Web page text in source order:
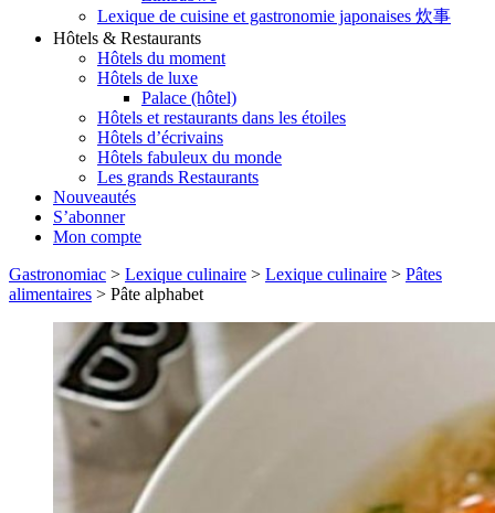
Lexique de cuisine et gastronomie japonaises 炊事
Hôtels & Restaurants
Hôtels du moment
Hôtels de luxe
Palace (hôtel)
Hôtels et restaurants dans les étoiles
Hôtels d’écrivains
Hôtels fabuleux du monde
Les grands Restaurants
Nouveautés
S’abonner
Mon compte
Gastronomiac > Lexique culinaire > Lexique culinaire > Pâtes
alimentaires > Pâte alphabet